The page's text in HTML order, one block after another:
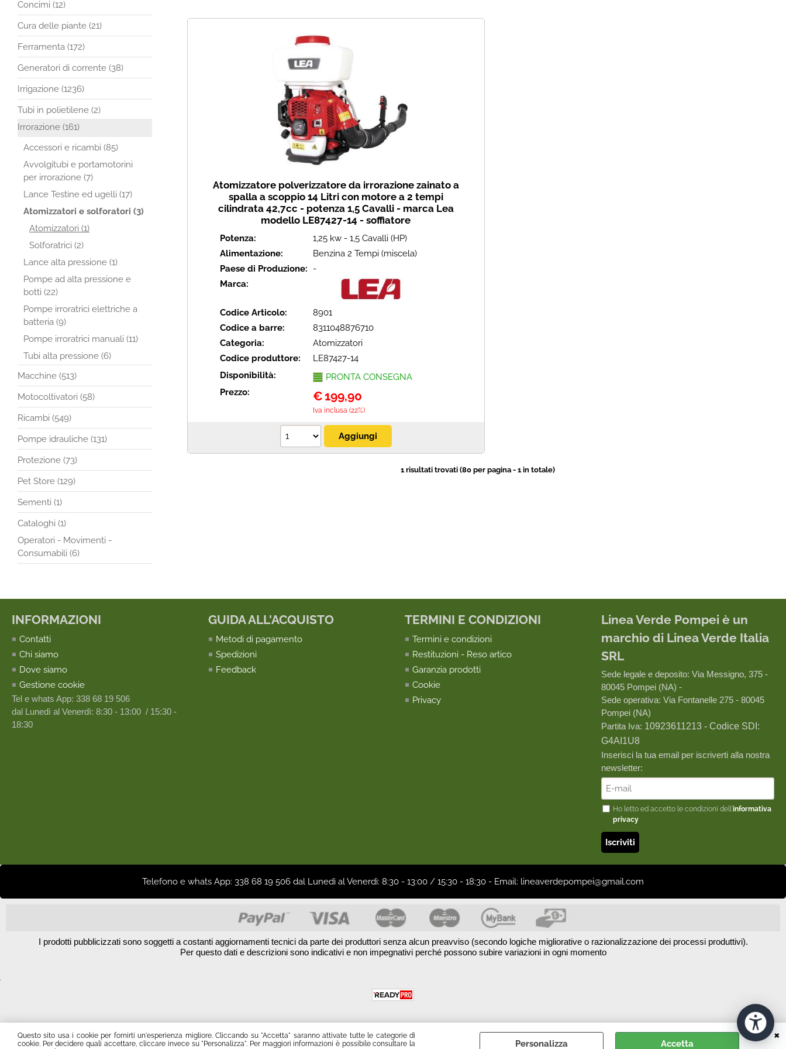
Questo sito usa i cookie per fornirti un'esperienza migliore. Cliccando su "Accetta" saranno attivate tutte le categorie di
cookie. Per decidere quali accettare, cliccare invece su "Personalizza". Per maggiori informazioni è possibile consultare la
Personalizza Accetta
Concimi (12)
Cura delle piante (21)
Ferramenta (172)
Generatori di corrente (38)
Irrigazione (1236)
Tubi in polietilene (2)
Irrorazione (161)
Accessori e ricambi (85)
Avvolgitubi e portamotorini
per irrorazione (7)
Lance Testine ed ugelli (17)
Atomizzatori e solforatori (3)
Atomizzatori (1)
Solforatrici (2)
Lance alta pressione (1)
Pompe ad alta pressione e
botti (22)
Pompe irroratrici elettriche a
batteria (9)
Pompe irroratrici manuali (11)
Tubi alta pressione (6)
Macchine (513)
Motocoltivatori (58)
Ricambi (549)
Pompe idrauliche (131)
Protezione (73)
Pet Store (129)
Sementi (1)
Cataloghi (1)
Operatori - Movimenti -
Consumabili (6)
Atomizzatore polverizzatore da irrorazione zainato a
spalla a scoppio 14 Litri con motore a 2 tempi
cilindrata 42,7cc - potenza 1,5 Cavalli - marca Lea
modello LE87427-14 - soffiatore
Potenza:
1,25 kw - 1,5 Cavalli (HP)
Alimentazione:
Benzina 2 Tempi (miscela)
Paese di Produzione:
-
Marca:
Codice Articolo:
8901
Codice a barre:
8311048876710
Categoria:
Atomizzatori
Codice produttore:
LE87427-14
Disponibilità:
PRONTA CONSEGNA
Prezzo:
€ 199,90
Iva inclusa (22%)
1 risultati trovati (80 per pagina - 1 in totale)
INFORMAZIONI
Contatti
Chi siamo
Dove siamo
Gestione cookie
Tel e whats App: 338 68 19 506
dal Lunedì al Venerdì: 8:30 - 13:00 / 15:30 -
18:30
GUIDA ALL'ACQUISTO
Metodi di pagamento
Spedizioni
Feedback
TERMINI E CONDIZIONI
Termini e condizioni
Restituzioni - Reso artico
Garanzia prodotti
Cookie
Privacy
Linea Verde Pompei è un
marchio di Linea Verde Italia
SRL
Sede legale e deposito: Via Messigno, 375 -
80045 Pompei (NA) -
Sede operativa: Via Fontanelle 275 - 80045
Pompei (NA)
Partita Iva: 10923611213 - Codice SDI:
G4AI1U8
Inserisci la tua email per iscriverti alla nostra
newsletter:
Ho letto ed accetto le condizioni dell'informativa
privacy
Telefono e whats App: 338 68 19 506 dal Lunedì al Venerdì: 8:30 - 13:00 / 15:30 - 18:30 - Email: lineaverdepompei@gmail.com
I prodotti pubblicizzati sono soggetti a costanti aggiornamenti tecnici da parte dei produttori senza alcun preavviso (secondo logiche migliorative o razionalizzazione dei processi produttivi).
Per questo dati e descrizioni sono indicativi e non impegnativi perché possono subire variazioni in ogni momento